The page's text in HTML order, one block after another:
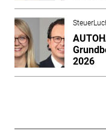
2026